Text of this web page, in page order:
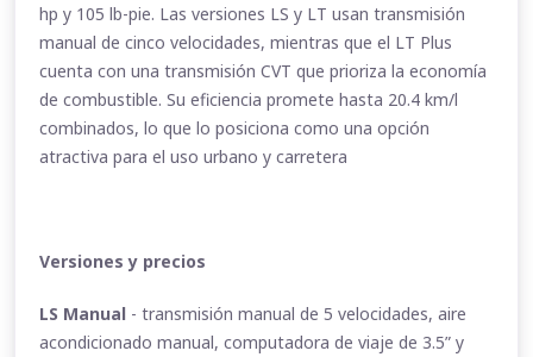
hp y 105 lb-pie. Las versiones LS y LT usan transmisión
manual de cinco velocidades, mientras que el LT Plus
cuenta con una transmisión CVT que prioriza la economía
de combustible. Su eficiencia promete hasta 20.4 km/l
combinados, lo que lo posiciona como una opción
atractiva para el uso urbano y carretera
Versiones y precios
LS Manual - transmisión manual de 5 velocidades, aire
acondicionado manual, computadora de viaje de 3.5” y